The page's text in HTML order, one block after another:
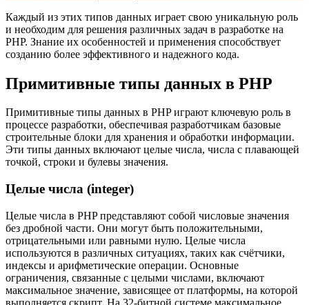
Каждый из этих типов данных играет свою уникальную роль
и необходим для решения различных задач в разработке на
PHP. Знание их особенностей и применения способствует
созданию более эффективного и надежного кода.
Примитивные типы данных в PHP
Примитивные типы данных в PHP играют ключевую роль в
процессе разработки, обеспечивая разработчикам базовые
строительные блоки для хранения и обработки информации.
Эти типы данных включают целые числа, числа с плавающей
точкой, строки и булевы значения.
Целые числа (integer)
Целые числа в PHP представляют собой числовые значения
без дробной части. Они могут быть положительными,
отрицательными или равными нулю. Целые числа
используются в различных ситуациях, таких как счётчики,
индексы и арифметические операции. Основные
ограничения, связанные с целыми числами, включают
максимальное значение, зависящее от платформы, на которой
выполняется скрипт. На 32-битной системе максимальное